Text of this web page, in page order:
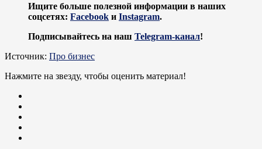
Ищите больше полезной информации в наших
соцсетях: Facebook и Instagram.
Подписывайтесь на наш Telegram-канал!
Источник: Про бизнес
Нажмите на звезду, чтобы оценить материал!